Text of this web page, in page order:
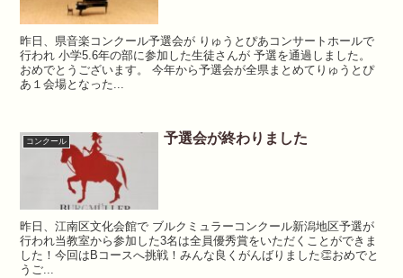
昨日、県音楽コンクール予選会が りゅうとぴあコンサートホールで
行われ 小学5.6年の部に参加した生徒さんが 予選を通過しました。
おめでとうございます。 今年から予選会が全県まとめてりゅうとぴ
あ１会場となった...
コンクール 予選会が終わりました
昨日⁡、江南区文化会館で ブルクミュラーコンクール新潟地区予選が
行われ⁡⁡当教室から参加した3名は全員⁡⁡優秀賞をいただくことができま
した！⁡⁡⁡今回はBコースへ挑戦！⁡⁡みんな良くがんばりました👏⁡⁡⁡おめでと
うご...